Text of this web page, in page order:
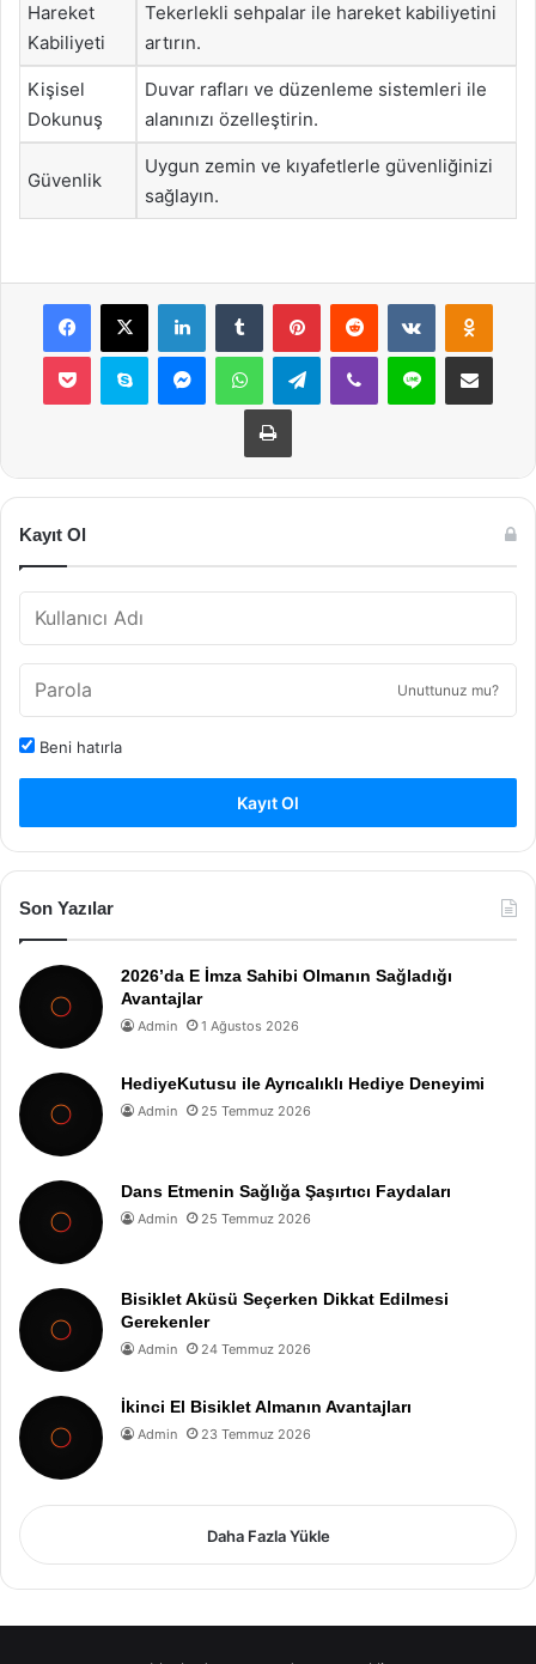
Hareket
Kabiliyeti
Tekerlekli sehpalar ile hareket kabiliyetini
artırın.
Kişisel
Dokunuş
Duvar rafları ve düzenleme sistemleri ile
alanınızı özelleştirin.
Güvenlik
Uygun zemin ve kıyafetlerle güvenliğinizi
sağlayın.
Facebook
X LinkedInTumblr PinterestReddit VKontakte
Pocket Skype MessengerWhatsAppTelegramViber Line E-Posta ile
Yazdır
Kayıt Ol
Unuttunuz mu?
Beni hatırla
Kayıt Ol
Son Yazılar
2026’da E İmza Sahibi Olmanın Sağladığı
Avantajlar
Admin 1 Ağustos 2026
HediyeKutusu ile Ayrıcalıklı Hediye Deneyimi
Admin 25 Temmuz 2026
Dans Etmenin Sağlığa Şaşırtıcı Faydaları
Admin 25 Temmuz 2026
Bisiklet Aküsü Seçerken Dikkat Edilmesi
Gerekenler
Admin 24 Temmuz 2026
İkinci El Bisiklet Almanın Avantajları
Admin 23 Temmuz 2026
Daha Fazla Yükle